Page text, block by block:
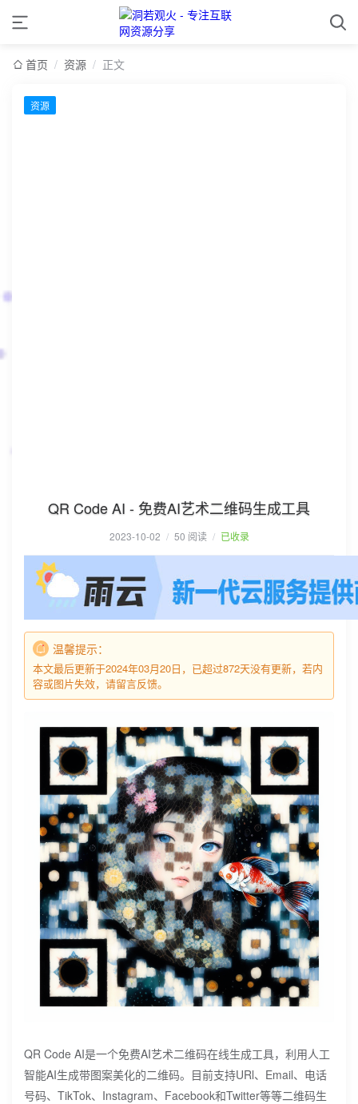
首页 / 资源 / 正文
资源
QR Code AI - 免费AI艺术二维码生成工具
2023-10-02 / 50 阅读 / 已收录
温馨提示：
本文最后更新于2024年03月20日，已超过872天没有更新，若内
容或图片失效，请留言反馈。
QR Code AI是一个免费AI艺术二维码在线生成工具，利用人工
智能AI生成带图案美化的二维码。 目前支持URl、Email、电话
号码、TikTok、Instagram、Facebook和Twitter等等二维码生